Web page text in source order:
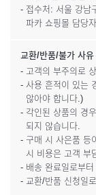
- 접수처: 서울 강남
파카 쇼핑몰 담당
교환/반품/불가 사유
- 고객의 부주의로
- 사용 흔적이 있는
않아야 합니다.)
- 각인된 상품의 경
되지 않습니다.
- 구매 시 사은품 등
시 비용은 고객 부
- 배송 완료일로부
- 교환/반품 신청일